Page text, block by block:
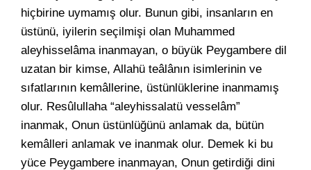
hiçbirine uymamış olur. Bunun gibi, insanların en
üstünü, iyilerin seçilmişi olan Muhammed
aleyhisselâma inanmayan, o büyük Peygambere dil
uzatan bir kimse, Allahü teâlânın isimlerinin ve
sıfatlarının kemâllerine, üstünlüklerine inanmamış
olur. Resûlullaha “aleyhissalatü vesselâm”
inanmak, Onun üstünlüğünü anlamak da, bütün
kemâlleri anlamak ve inanmak olur. Demek ki bu
yüce Peygambere inanmayan, Onun getirdiği dini